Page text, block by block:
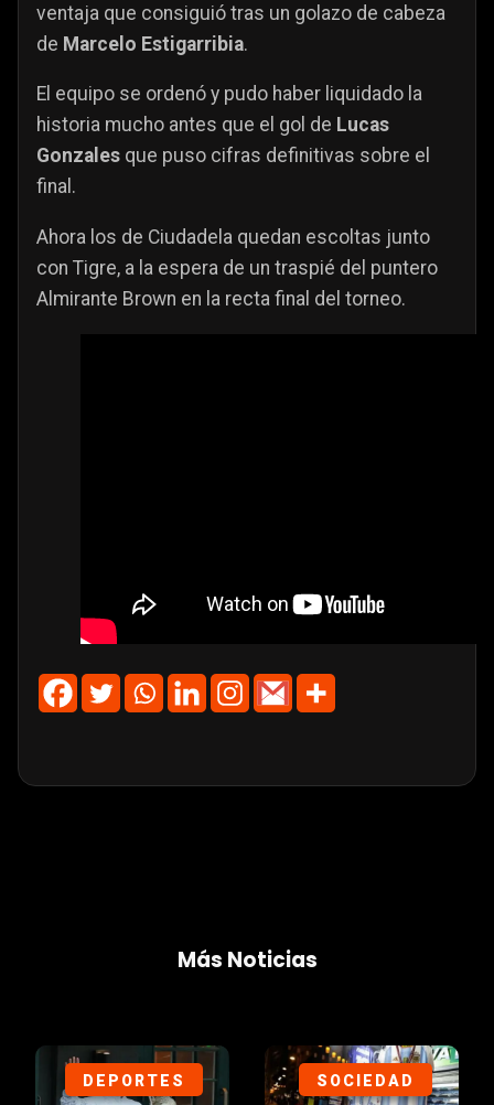
ventaja que consiguió tras un golazo de cabeza
de Marcelo Estigarribia.
El equipo se ordenó y pudo haber liquidado la
historia mucho antes que el gol de Lucas
Gonzales que puso cifras definitivas sobre el
final.
Ahora los de Ciudadela quedan escoltas junto
con Tigre, a la espera de un traspié del puntero
Almirante Brown en la recta final del torneo.
Más Noticias
DEPORTES SOCIEDAD